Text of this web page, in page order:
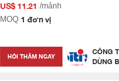
US$ 11.21 /mảnh
MOQ 1 đơn vị
HỎI THĂM NGAY
CÔNG
DÙNG